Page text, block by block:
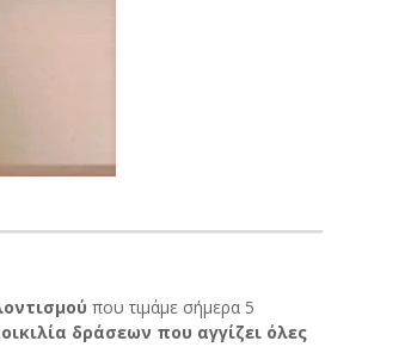
που τιμάμε σήμερα 5
δράσεων που αγγίζει όλες